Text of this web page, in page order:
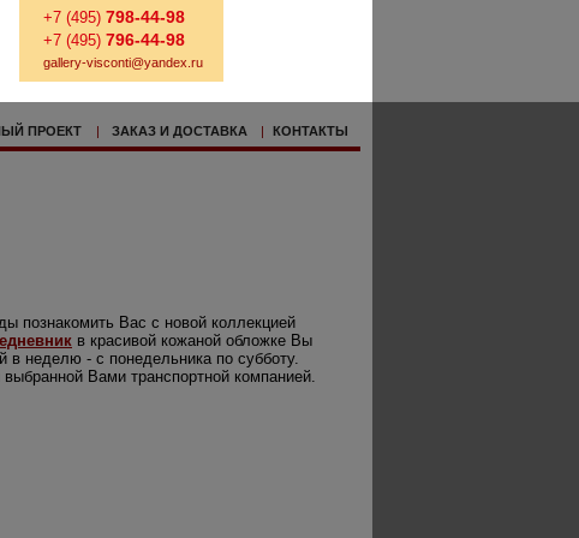
+7 (495) 798-44-98
+7 (495) 796-44-98
gallery-visconti@yandex.ru
ПРОЕКТ | ЗАКАЗ И ДОСТАВКА | КОНТАКТЫ
познакомить Вас с новой коллекцией
в красивой кожаной обложке Вы
в неделю - с понедельника по субботу.
Вами транспортной компанией.